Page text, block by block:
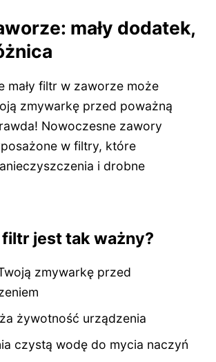
mały dodatek,
mały filtr w zaworze może
zmywarkę przed poważną
Nowoczesne zawory
w filtry, które
i drobne
jest tak ważny?
zmywarkę przed
żywotność urządzenia
czystą wodę do mycia naczyń